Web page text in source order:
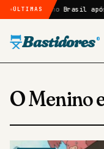
ÚLTIMAS
Discord no Brasil após
Bastidores ®
O Menino